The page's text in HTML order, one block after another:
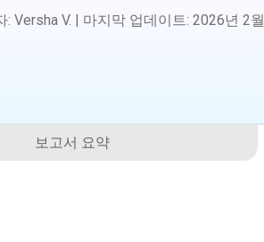
: Versha V. 마지막 업데이트: 2026년 2월
보고서 요약